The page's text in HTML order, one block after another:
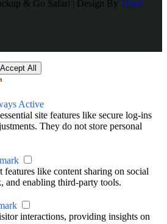
& Go Safari | Design By Town
Accept All
Active
site features like secure log-ins
They do not store personal
like content sharing on social
and enabling third-party tools.
interactions, providing insights on